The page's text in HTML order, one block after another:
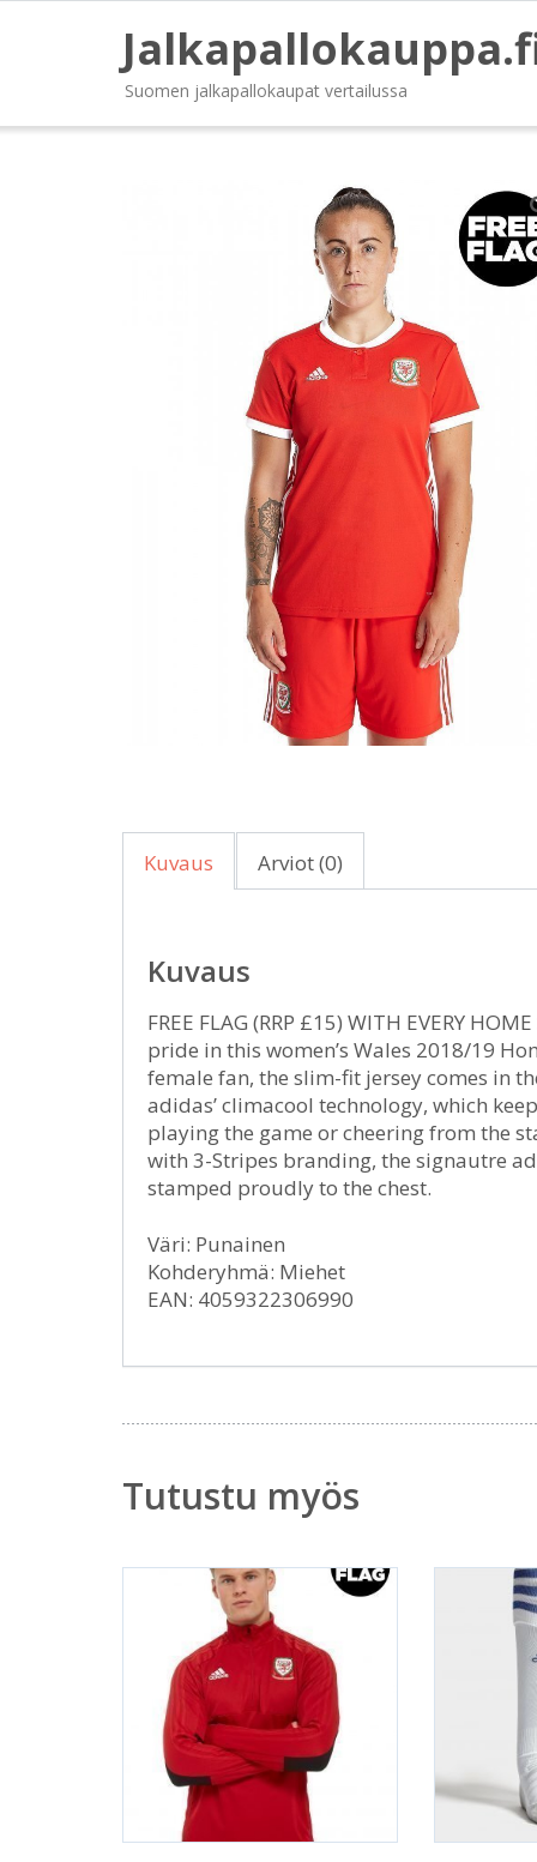
Suomen jalkapallokaupat vertailussa
Kuvaus Arviot (0)
Kuvaus
FREE FLAG (RRP £15) WITH EVERY
pride in this women’s Wales 2018/19
female fan, the slim-fit jersey comes in
adidas’ climacool technology, which
playing the game or cheering from the
with 3-Stripes branding, the signautre
stamped proudly to the chest.
Väri: Punainen
Kohderyhmä: Miehet
EAN: 4059322306990
Tutustu myös